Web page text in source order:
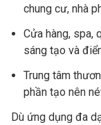
chung cư, nhà
Cửa hàng, spa,
sáng tạo và
Trung tâm
phần tạo nên
Dù ứng dụng đa